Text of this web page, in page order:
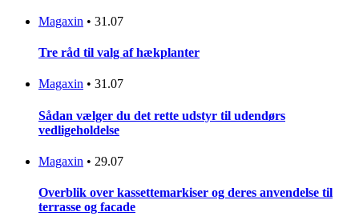
Magaxin • 31.07
Tre råd til valg af hækplanter
Magaxin • 31.07
Sådan vælger du det rette udstyr til udendørs
vedligeholdelse
Magaxin • 29.07
Overblik over kassettemarkiser og deres anvendelse til
terrasse og facade